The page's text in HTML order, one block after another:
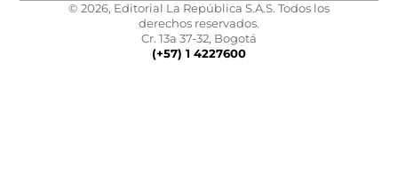
© 2026, Editorial La República S.A.S. Todos los
derechos reservados.
Cr. 13a 37-32, Bogotá
(+57) 1 4227600